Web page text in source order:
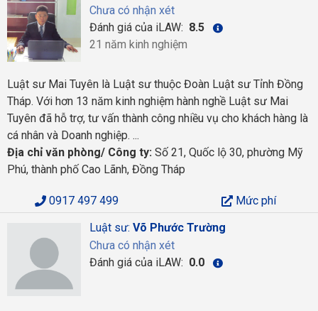
Chưa có nhận xét
Đánh giá của iLAW: 8.5
21 năm kinh nghiệm
Luật sư Mai Tuyên là Luật sư thuộc Đoàn Luật sư Tỉnh Đồng
Tháp. Với hơn 13 năm kinh nghiệm hành nghề Luật sư Mai
Tuyên đã hỗ trợ, tư vấn thành công nhiều vụ cho khách hàng là
cá nhân và Doanh nghiệp. ...
Địa chỉ văn phòng/ Công ty: Số 21, Quốc lộ 30, phường Mỹ
Phú, thành phố Cao Lãnh, Đồng Tháp
0917 497 499
Mức phí
Luật sư: Võ Phước Trường
Chưa có nhận xét
Đánh giá của iLAW: 0.0